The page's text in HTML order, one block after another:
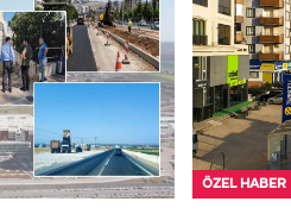
ÖZEL HABER